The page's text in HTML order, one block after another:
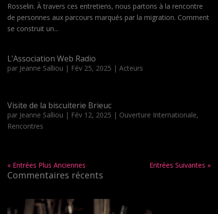
Rosselin. À travers ces entretiens, nous partons à la rencontre
de personnes aux parcours marqués par la migration. Comment
se construit un...
L’Association Web Radio
par Jeanne Salliou | Fév 25, 2025 | Acteurs
Visite de la biscuiterie Brieuc
par Jeanne Salliou | Fév 12, 2025 | Ouverture Internationale,
Rencontres
« Entrées Plus Anciennes Entrées Suivantes »
Commentaires récents